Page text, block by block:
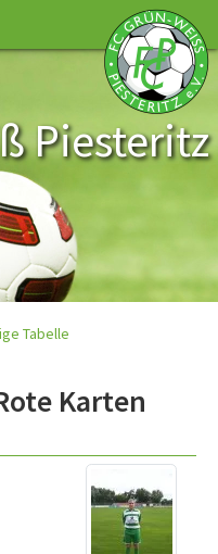
Piesteritz
Tabelle
Karten